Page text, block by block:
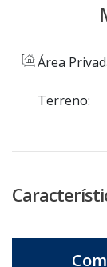
Área
Terreno: